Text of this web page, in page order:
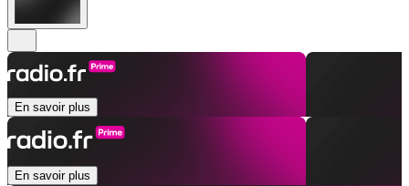
En savoir plus
En savoir plus